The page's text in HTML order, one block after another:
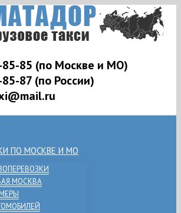
85-85 (по Москве и МО)
87 (по России)
ПО МОСКВЕ И МО
МОСКВА